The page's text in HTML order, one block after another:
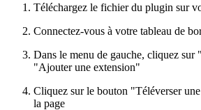
Téléchargez le fichier du plugin sur
Connectez-vous à votre tableau de
Dans le menu de gauche, cliquez sur
"Ajouter une extension"
Cliquez sur le bouton "Téléverser
la page